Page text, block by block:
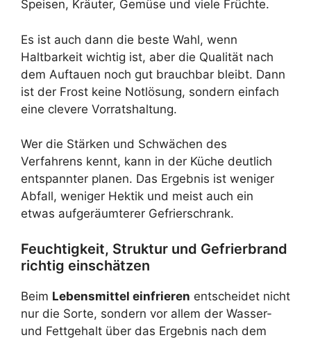
Speisen, Kräuter, Gemüse und viele Früchte.
Es ist auch dann die beste Wahl, wenn
Haltbarkeit wichtig ist, aber die Qualität nach
dem Auftauen noch gut brauchbar bleibt. Dann
ist der Frost keine Notlösung, sondern einfach
eine clevere Vorratshaltung.
Wer die Stärken und Schwächen des
Verfahrens kennt, kann in der Küche deutlich
entspannter planen. Das Ergebnis ist weniger
Abfall, weniger Hektik und meist auch ein
etwas aufgeräumterer Gefrierschrank.
Feuchtigkeit, Struktur und Gefrierbrand
richtig einschätzen
Beim Lebensmittel einfrieren entscheidet nicht
nur die Sorte, sondern vor allem der Wasser-
und Fettgehalt über das Ergebnis nach dem